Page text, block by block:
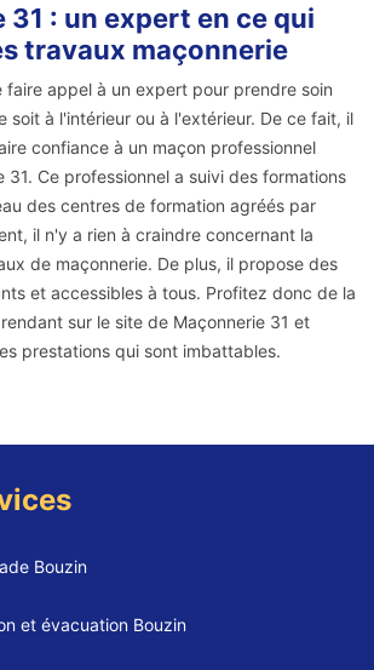
31 : un expert en ce qui
travaux maçonnerie
faire appel à un expert pour prendre soin
soit à l'intérieur ou à l'extérieur. De ce fait, il
confiance à un maçon professionnel
31. Ce professionnel a suivi des formations
des centres de formation agréés par
il n'y a rien à craindre concernant la
de maçonnerie. De plus, il propose des
et accessibles à tous. Profitez donc de la
sur le site de Maçonnerie 31 et
prestations qui sont imbattables.
Bouzin
et évacuation Bouzin